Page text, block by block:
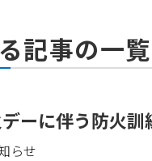
記事の一覧
ーに伴う防火
らせ